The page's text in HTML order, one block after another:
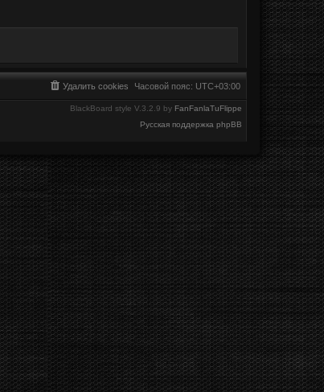
Часовой пояс: UTC+03:00
Удалить cookies
BlackBoard style V.3.2.9 by FanFanlaTuFlippe
Русская поддержка phpBB